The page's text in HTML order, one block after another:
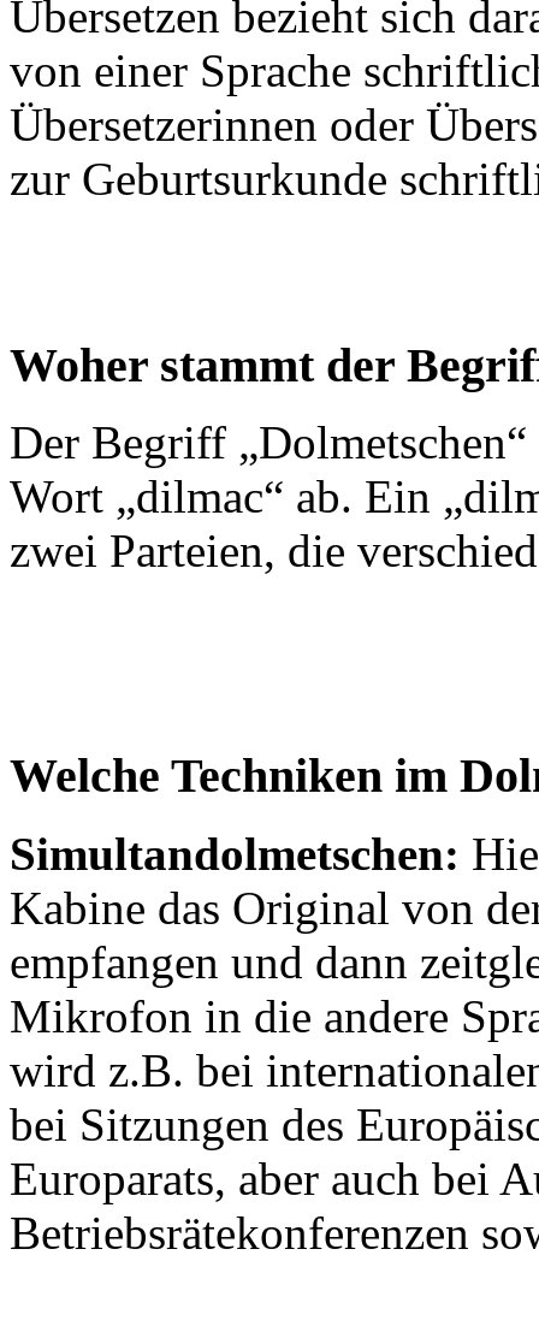
Übersetzen bezieht sich
von einer Sprache
Übersetzerinnen oder
zur Geburtsurkunde
Woher stammt der
Der Begriff
Wort „dilmac“ ab. Ein
zwei Parteien, die
Welche Techniken im
Simultandolmetschen:
Kabine das Original von
empfangen und dann
Mikrofon in die andere
wird z.B. bei
bei Sitzungen des
Europarats, aber auch bei
Betriebsrätekonferenzen